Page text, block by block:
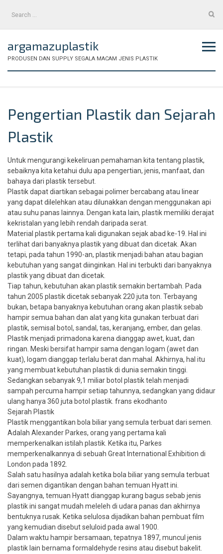
Search
argamazuplastik
PRODUSEN DAN SUPPLY SEGALA MACAM JENIS PLASTIK
Pengertian Plastik dan Sejarah
Plastik
Untuk mengurangi kekeliruan pemahaman kita tentang plastik,
sebaiknya kita ketahui dulu apa pengertian, jenis, manfaat, dan
bahaya dari plastik tersebut.
Plastik dapat diartikan sebagai polimer bercabang atau linear
yang dapat dilelehkan atau dilunakkan dengan menggunakan api
atau suhu panas lainnya. Dengan kata lain, plastik memiliki derajat
kekristalan yang lebih rendah daripada serat.
Material plastik pertama kali digunakan sejak abad ke-19. Hal ini
terlihat dari banyaknya plastik yang dibuat dan dicetak. Akan
tetapi, pada tahun 1990-an, plastik menjadi bahan atau bagian
kebutuhan yang sangat diinginkan. Hal ini terbukti dari banyaknya
plastik yang dibuat dan dicetak.
Tiap tahun, kebutuhan akan plastik semakin bertambah. Pada
tahun 2005 plastik dicetak sebanyak 220 juta ton. Terbayang
bukan, betapa banyaknya kebutuhan orang akan plastik sebab
hampir semua bahan dan alat yang kita gunakan terbuat dari
plastik, semisal botol, sandal, tas, keranjang, ember, dan gelas.
Plastik menjadi primadona karena dianggap awet, kuat, dan
ringan. Meski bersifat hampir sama dengan logam (awet dan
kuat), logam dianggap terlalu berat dan mahal. Akhirnya, hal itu
yang membuat kebutuhan plastik di dunia semakin tinggi.
Sedangkan sebanyak 9,1 miliar botol plastik telah menjadi
sampah percuma hampir setiap tahunnya, sedangkan yang didaur
ulang hanya 360 juta botol plastik. frans ekodhanto
Sejarah Plastik
Plastik menggantikan bola biliar yang semula terbuat dari semen.
Adalah Alexander Parkes, orang yang pertama kali
memperkenalkan istilah plastik. Ketika itu, Parkes
memperkenalkannya di sebuah Great International Exhibition di
London pada 1892.
Salah satu hasilnya adalah ketika bola biliar yang semula terbuat
dari semen digantikan dengan bahan temuan Hyatt ini.
Sayangnya, temuan Hyatt dianggap kurang bagus sebab jenis
plastik ini sangat mudah meleleh di udara panas dan akhirnya
bentuknya rusak. Ketika selulosa dijadikan bahan pembuat film
yang kemudian disebut seluloid pada awal 1900.
Dalam waktu hampir bersamaan, tepatnya 1897, muncul jenis
plastik lain bernama formaldehyde resins atau disebut bakelit.